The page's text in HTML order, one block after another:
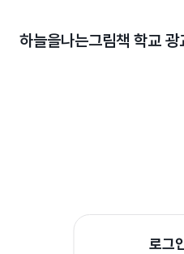
하늘을나는그림책 학교 광
로그